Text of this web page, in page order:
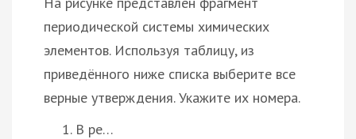
периодической системы химических
элементов. Используя таблицу, из
приведённого ниже списка выберите все
верные утверждения. Укажите их номера.
В ре…